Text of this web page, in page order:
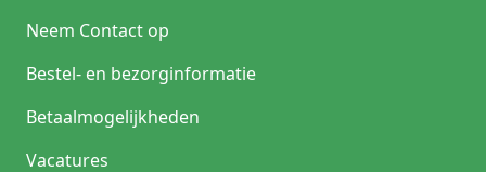
Neem Contact op
Bestel- en bezorginformatie
Betaalmogelijkheden
Vacatures